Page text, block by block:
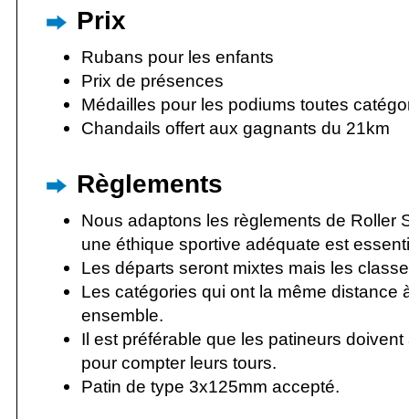
Prix
Rubans pour les enfants
Prix de présences
Médailles pour les podiums toutes
Chandails offert aux gagnants du 21km
Règlements
Nous adaptons les règlements de Roller
une éthique sportive adéquate est
Les départs seront mixtes mais les
Les catégories qui ont la même distance
ensemble.
Il est préférable que les patineurs
pour compter leurs tours.
Patin de type 3x125mm accepté.